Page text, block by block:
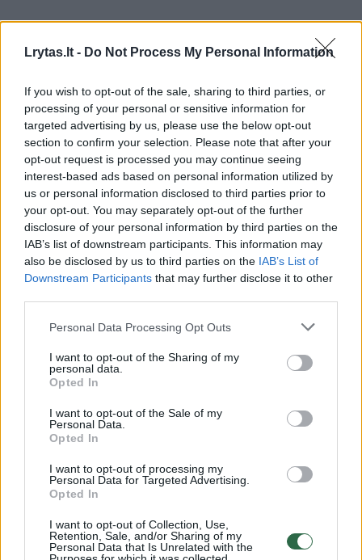
Lrytas.lt - Do Not Process My Personal Information
If you wish to opt-out of the sale, sharing to third parties, or
processing of your personal or sensitive information for
targeted advertising by us, please use the below opt-out
section to confirm your selection. Please note that after your
opt-out request is processed you may continue seeing
interest-based ads based on personal information utilized by
us or personal information disclosed to third parties prior to
your opt-out. You may separately opt-out of the further
disclosure of your personal information by third parties on the
IAB’s list of downstream participants. This information may
also be disclosed by us to third parties on the IAB’s List of
Downstream Participants that may further disclose it to other
Personal Data Processing Opt Outs
I want to opt-out of the Sharing of my
personal data.
Opted In
I want to opt-out of the Sale of my
Personal Data.
Opted In
I want to opt-out of processing my
Personal Data for Targeted Advertising.
Opted In
I want to opt-out of Collection, Use,
Retention, Sale, and/or Sharing of my
Personal Data that Is Unrelated with the
00:00:52
Savaitės pradžia su lietumi ir perkūnija: temperatūra
dar sieks 30 laipsnių
Žinios | Orai
Visi įrašai
Žiūrimiausi įrašai
00:00:30
Vaizdai iš tragiškos avarijos Vilniaus r.: dviejų moterų ir
vaiko gyvybių išgelbėti nepavyko
Žinios | Lietuvos diena
Savaitės vidurys nusimato karštas: temperatūra kils iki
Žinios | Orai
00:15:54
V. Zalužno pasisakymą laiko bandymu įsitvirtinti
Ukrainos politikoje: jis yra neteisus
Laidos | Nauja diena